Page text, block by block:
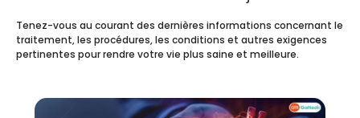
Tenez-vous au courant des dernières informations concernant le
traitement, les procédures, les conditions et autres exigences
pertinentes pour rendre votre vie plus saine et meilleure.